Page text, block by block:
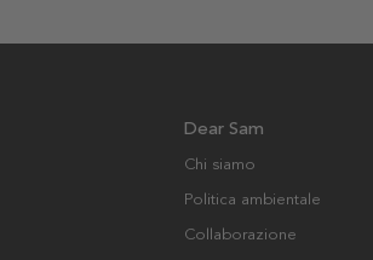
Dear Sam
Chi siamo
Politica ambientale
Collaborazione